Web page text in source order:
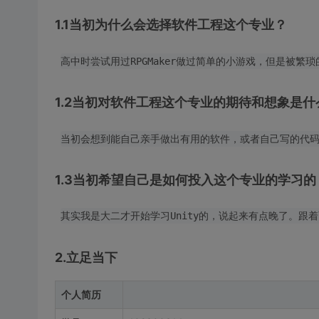
1.1当初为什么会选择软件工程这个专业？
1.2当初对软件工程这个专业的期待和想象是什
1.3当初希望自己是如何投入这个专业的学习的
2.立足当下
个人简历